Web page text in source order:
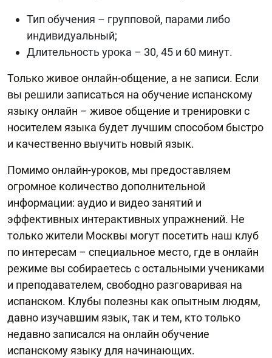
Тип обучения – групповой, парами либо
индивидуальный;
Длительность урока – 30, 45 и 60 минут.
Только живое онлайн-общение, а не записи. Если
вы решили записаться на обучение испанскому
языку онлайн – живое общение и тренировки с
носителем языка будет лучшим способом быстро
и качественно выучить новый язык.
Помимо онлайн-уроков, мы предоставляем
огромное количество дополнительной
информации: аудио и видео занятий и
эффективных интерактивных упражнений. Не
только жители Москвы могут посетить наш клуб
по интересам – специальное место, где в онлайн
режиме вы собираетесь с остальными учениками
и преподавателем, свободно разговаривая на
испанском. Клубы полезны как опытным людям,
давно изучавшим язык, так и тем, кто только
недавно записался на онлайн обучение
испанскому языку для начинающих.